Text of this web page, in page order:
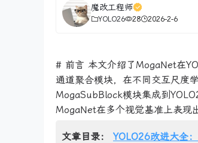
魔改工程师
YOLO26 28 2026-2-6
# 前言 本文介绍了MogaNet在
通道聚合模块，在不同交互尺度
MogaSubBlock模块集成到
MogaNet在多个视觉基准上表现
文章目录： YOLO26改进大全